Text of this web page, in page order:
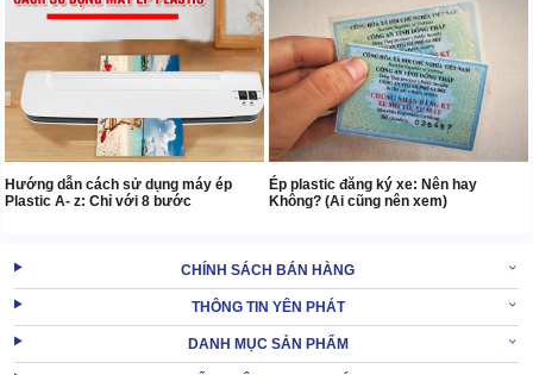
Hướng dẫn cách sử dụng máy ép
Plastic A- z: Chỉ với 8 bước
Ép plastic đăng ký xe: Nên hay
Không? (Ai cũng nên xem)
CHÍNH SÁCH BÁN HÀNG
THÔNG TIN YÊN PHÁT
DANH MỤC SẢN PHẨM